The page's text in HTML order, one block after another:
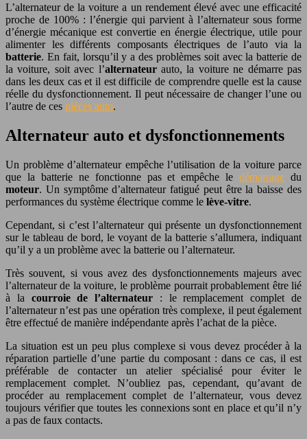
L’alternateur de la voiture a un rendement élevé avec une efficacité
proche de 100% : l’énergie qui parvient à l’alternateur sous forme
d’énergie mécanique est convertie en énergie électrique, utile pour
alimenter les différents composants électriques de l’auto via la
batterie. En fait, lorsqu’il y a des problèmes soit avec la batterie de
la voiture, soit avec l’alternateurauto, la voiture ne démarre pas
dans les deux cas et il est difficile de comprendre quelle est la cause
réelle du dysfonctionnement. Il peut nécessaire de changer l’une ou
l’autre de ces pièces auto.
Alternateur auto et dysfonctionnements
Un problème d’alternateur empêche l’utilisation de la voiture parce
que la batterie ne fonctionne pas et empêche ledémarrage du
moteur. Un symptôme d’alternateur fatigué peut être la baisse des
performances du système électrique comme le lève-vitre.
Cependant, si c’est l’alternateur qui présente un dysfonctionnement
sur le tableau de bord, le voyant de la batterie s’allumera, indiquant
qu’il y a un problème avec la batterie ou l’alternateur.
Très souvent, si vous avez des dysfonctionnements majeurs avec
l’alternateur de la voiture, le problème pourrait probablement être lié
à la courroie de l’alternateur : le remplacement complet de
l’alternateur n’est pas une opération très complexe, il peut également
être effectué de manière indépendante après l’achat de la pièce.
La situation est un peu plus complexe si vous devez procéder à la
réparation partielle d’une partie du composant : dans ce cas, il est
préférable de contacter un atelier spécialisé pour éviter le
remplacement complet. N’oubliez pas, cependant, qu’avant de
procéder au remplacement complet de l’alternateur, vous devez
toujours vérifier que toutes les connexions sont en place et qu’il n’y
a pas de faux contacts.